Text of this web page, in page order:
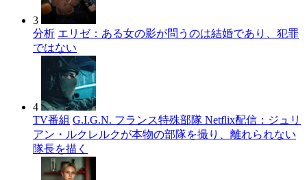
3
分析 エリゼ：ある女の影が問うのは結婚であり、犯罪
ではない
4
TV番組 G.I.G.N. フランス特殊部隊 Netflix配信：ジュリ
アン・ルクレルクが本物の部隊を撮り、離れられない
隊長を描く